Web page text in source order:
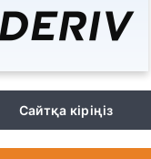
Сайтқа кіріңіз